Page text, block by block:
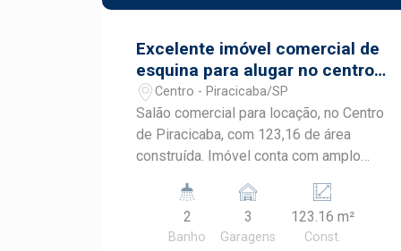
Excelente imóvel comercial de
esquina para alugar no centro
de Piracicaba.
Centro - Piracicaba/SP
Salão comercial para locação, no Centro
de Piracicaba, com 123,16 de área
construída. Imóvel conta com amplo
automatizada, 2 banheiros, quintal, pé
direito duplo, de frente para Rua
Benjamin Constant, esquina com R:
2
Banho
3
Garagens
123.16 m²
Const.